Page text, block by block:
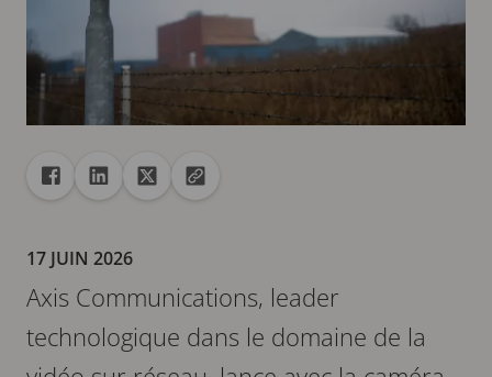
Partager
Partager dans Facebook
Partager dans Linkedin
Partager dans X
Copier url dans le presse-papiers
17 JUIN 2026
Axis Communications, leader
technologique dans le domaine de la